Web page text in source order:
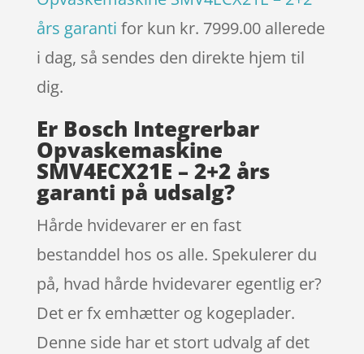
års garanti for kun kr. 7999.00 allerede
i dag, så sendes den direkte hjem til
dig.
Er Bosch Integrerbar
Opvaskemaskine
SMV4ECX21E – 2+2 års
garanti på udsalg?
Hårde hvidevarer er en fast
bestanddel hos os alle. Spekulerer du
på, hvad hårde hvidevarer egentlig er?
Det er fx emhætter og kogeplader.
Denne side har et stort udvalg af det